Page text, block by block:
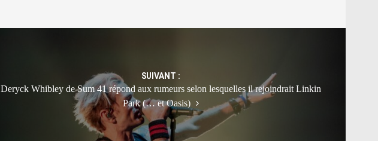
SUIVANT :
Deryck Whibley de Sum 41 répond aux rumeurs selon lesquelles il rejoindrait Linkin
Park (… et Oasis)